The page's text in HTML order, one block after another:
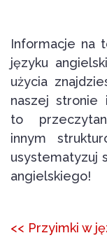
Informacje na
języku
użycia
naszej stronie
to
innym
usystematyzuj
angielskiego!
<< Przyimki w